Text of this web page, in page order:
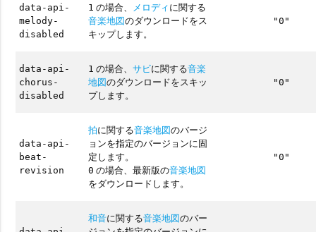
data-api-
melody-
disabled
1 の場合、 メロディに関する
音楽地図のダウンロードをス
キップします。
"0"
data-api-
chorus-
disabled
1 の場合、サビに関する音楽
地図のダウンロードをスキッ
プします。
"0"
data-api-
beat-
revision
拍に関する音楽地図のバージ
ョンを指定のバージョンに固
定します。
0 の場合、最新版の音楽地図
をダウンロードします。
"0"
和音に関する音楽地図のバー